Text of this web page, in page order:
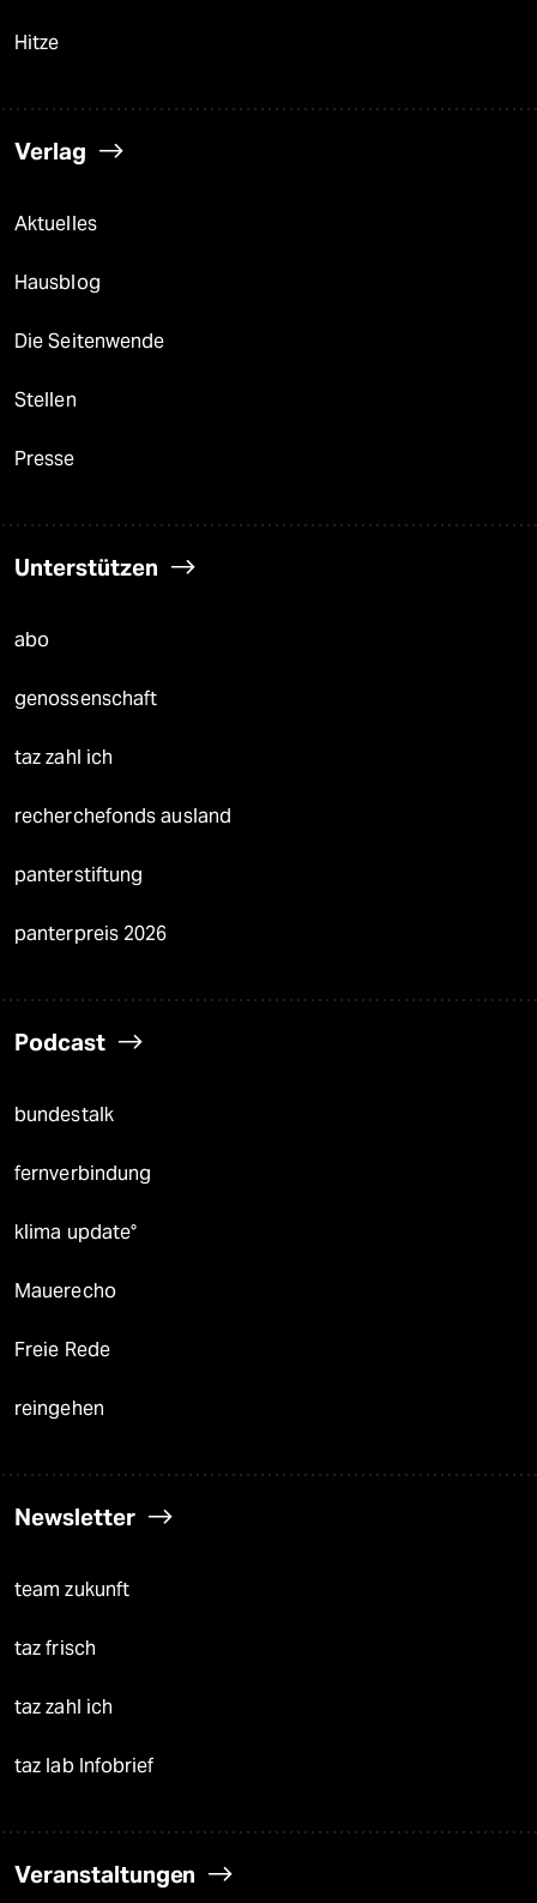
Hitze
Verlag
Aktuelles
Hausblog
Die Seitenwende
Stellen
Presse
Unterstützen
abo
genossenschaft
taz zahl ich
recherchefonds ausland
panterstiftung
panterpreis 2026
Podcast
bundestalk
fernverbindung
klima update°
Mauerecho
Freie Rede
reingehen
Newsletter
team zukunft
taz frisch
taz zahl ich
taz lab Infobrief
Veranstaltungen